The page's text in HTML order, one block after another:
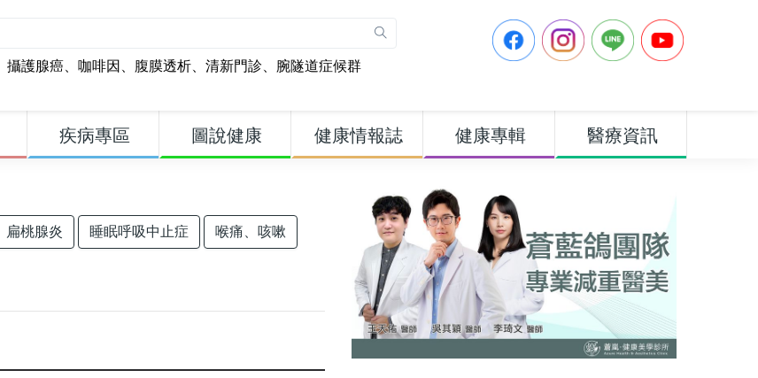
攝護腺癌、 咖啡因、 腹膜透析、 清新門診、 腕隧道症候群
疾病專區 圖說健康 健康情報誌 健康專輯 醫療資訊
扁桃腺炎 睡眠呼吸中止症 喉痛、咳嗽